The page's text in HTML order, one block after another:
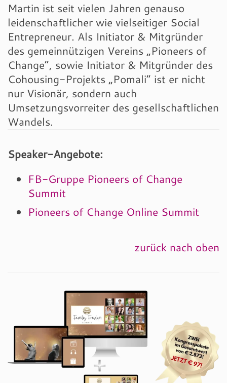
Martin ist seit vielen Jahren genauso
leidenschaftlicher wie vielseitiger Social
Entrepreneur. Als Initiator & Mitgründer
des gemeinnützigen Vereins „Pioneers of
Change“, sowie Initiator & Mitgründer des
Cohousing-Projekts „Pomali“ ist er nicht
nur Visionär, sondern auch
Umsetzungsvorreiter des gesellschaftlichen
Wandels.
Speaker-Angebote:
FB-Gruppe Pioneers of Change
Summit
Pioneers of Change Online Summit
zurück nach oben